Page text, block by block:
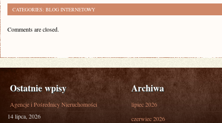
CATEGORIES: BLOG INTERNETOWY
Comments are closed.
Ostatnie wpisy
Agencje i Pośrednicy Nieruchomości
14 lipca, 2026
Archiwa
lipiec 2026
czerwiec 2026